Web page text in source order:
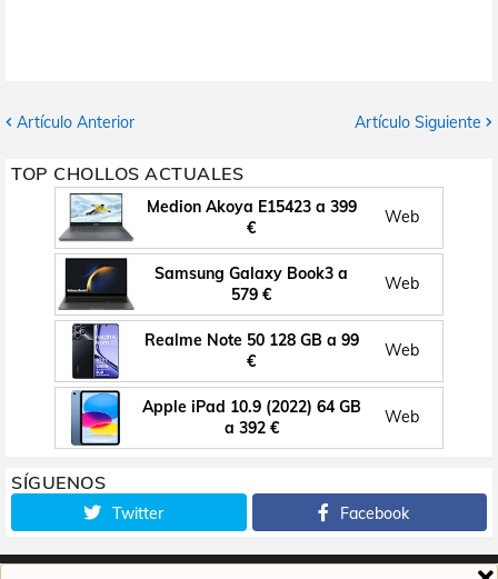
Artículo Anterior Artículo Siguiente
TOP CHOLLOS ACTUALES
Medion Akoya E15423 a 399
€
Web
Samsung Galaxy Book3 a
579 €
Web
Realme Note 50 128 GB a 99
€
Web
Apple iPad 10.9 (2022) 64 GB
a 392 €
Web
SÍGUENOS
Twitter Facebook